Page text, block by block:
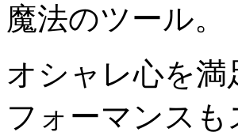
魔法のツール。
オシャレ心を
フォーマンスも